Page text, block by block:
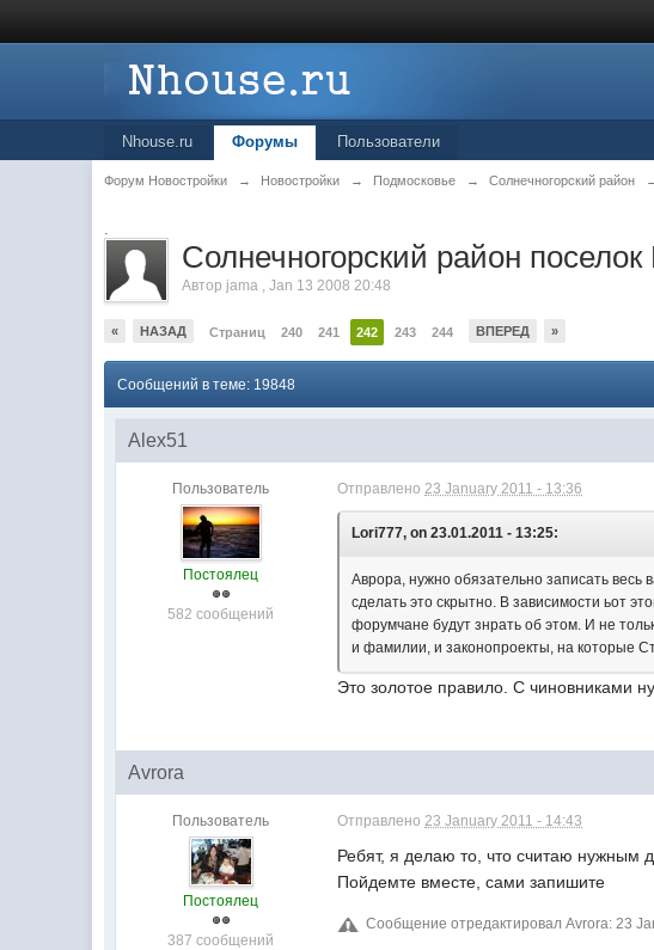
Nhouse.ru Форумы Пользователи
Форум Новостройки → Новостройки → Подмосковье → Солнечногорский район
.
Cолнечногорский район
Автор jama ,Jan 13 2008 20:48
« НАЗАД Страниц 240 241 242 243 244 ВПЕРЕД »
Сообщений в теме: 19848
Alex51
Пользователь
Постоялец
582 сообщений
Отправлено23 January 2011 - 13:36
Lori777, on 23.01.2011 - 13:25:
Аврора, нужно обязательно записать
сделать это скрытно. В зависимости ьот
форумчане будут знрать об этом. И не
и фамилии, и законопроекты, на которые
Это золотое правило. С чиновниками
Avrora
Пользователь
Постоялец
387 сообщений
Отправлено23 January 2011 - 14:43
Ребят, я делаю то, что считаю нужным
Пойдемте вместе, сами запишите
Сообщение отредактировал Avrora: 23